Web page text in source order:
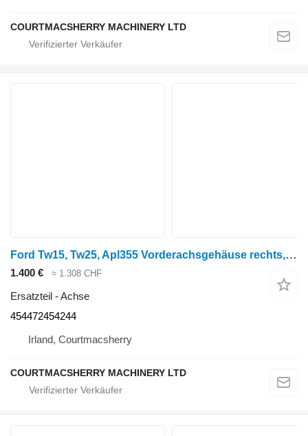
COURTMACSHERRY MACHINERY LTD
Ford Tw15, Tw25, Apl355 Vorderachsgehäuse rechts, links Zp4472354244, Zp44 454472454244 Achse für Radtraktor
1.400 € ≈ 1.308 CHF
Ersatzteil - Achse
454472454244
Irland, Courtmacsherry
COURTMACSHERRY MACHINERY LTD